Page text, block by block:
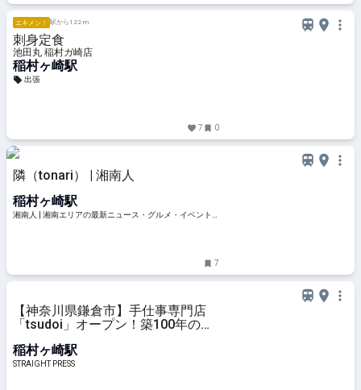
エキメシ！ 駅から122 m
刺身定食
池田丸 稲村ガ崎店
稲村ヶ崎駅
出張
7 0
隣（tonari） | 湘南人
稲村ヶ崎駅
湘南人 | 湘南エリアの最新ニュース・グルメ・イベント
7
【神奈川県鎌倉市】手仕事専門店
「tsudoi」オープン！築100年の古
稲村ヶ崎駅
STRAIGHT PRESS